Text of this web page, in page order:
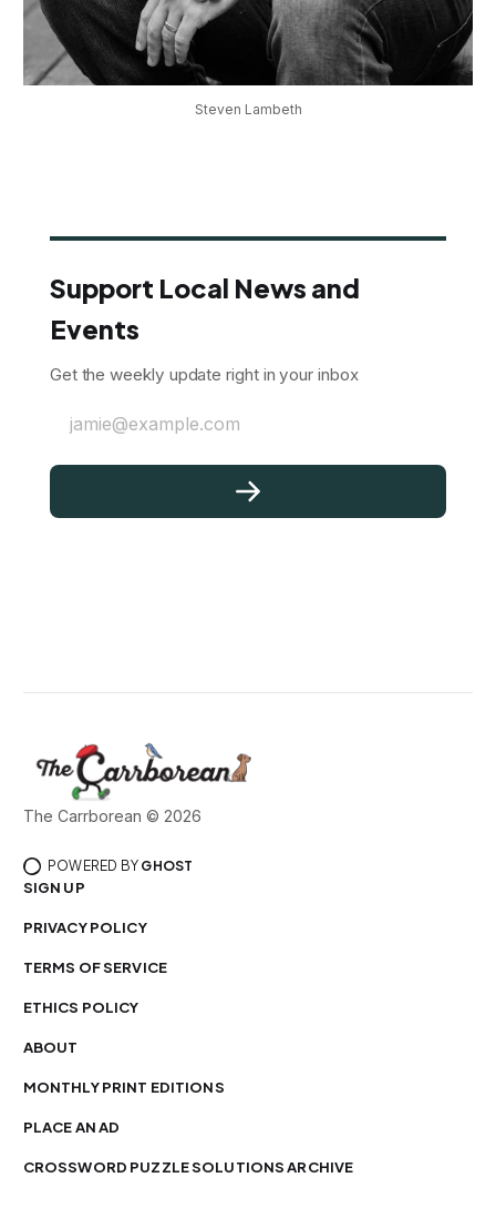
Steven Lambeth
Support Local News and
Events
Get the weekly update right in your inbox
jamie@example.com
The Carrborean © 2026
POWERED BY GHOST
SIGN UP
PRIVACY POLICY
TERMS OF SERVICE
ETHICS POLICY
ABOUT
MONTHLY PRINT EDITIONS
PLACE AN AD
CROSSWORD PUZZLE SOLUTIONS ARCHIVE